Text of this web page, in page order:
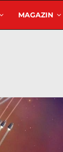
MAGAZIN